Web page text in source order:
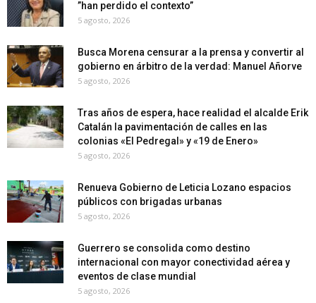
”han perdido el contexto”
5 agosto, 2026
Busca Morena censurar a la prensa y convertir al
gobierno en árbitro de la verdad: Manuel Añorve
5 agosto, 2026
Tras años de espera, hace realidad el alcalde Erik
Catalán la pavimentación de calles en las
colonias «El Pedregal» y «19 de Enero»
5 agosto, 2026
Renueva Gobierno de Leticia Lozano espacios
públicos con brigadas urbanas
5 agosto, 2026
Guerrero se consolida como destino
internacional con mayor conectividad aérea y
eventos de clase mundial
5 agosto, 2026